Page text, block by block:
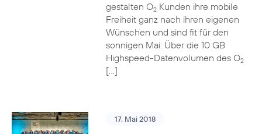
gestalten O2Kunden ihre mobile
Freiheit ganz nach ihren eigenen
Wünschen und sind fit für den
sonnigen Mai: Über die 10 GB
Highspeed-Datenvolumen des O2
[…]
17. Mai 2018